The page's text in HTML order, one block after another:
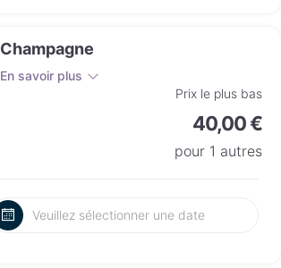
Champagne
En savoir plus
Prix le plus bas
40,00 €
pour 1 autres